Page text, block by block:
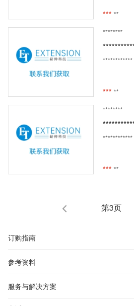
*** **
********
************
*** **
********
************
*** **
第3页
订购指南
参考资料
服务与解决方案